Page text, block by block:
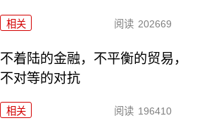
相关 阅读 202669
不着陆的金融，不平衡的贸易，
不对等的对抗
相关 阅读 196410